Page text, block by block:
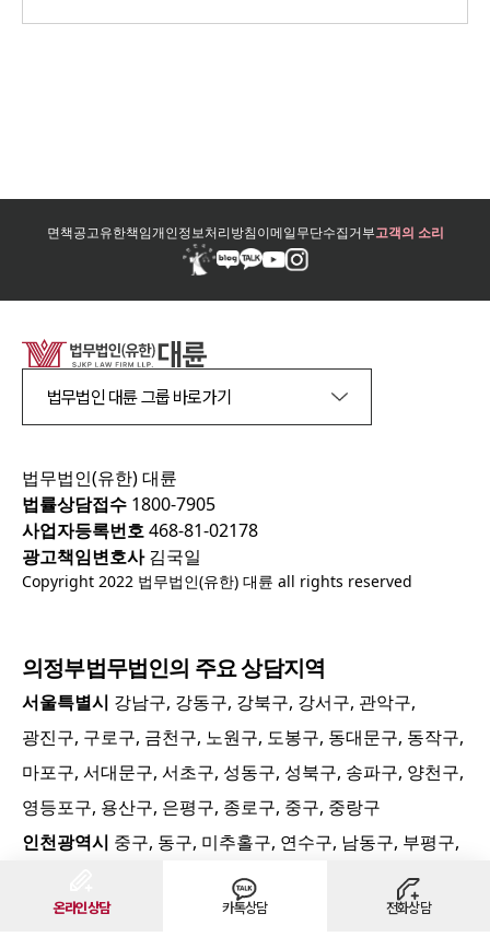
온라인상담 카톡상담 전화상담
면책공고유한책임개인정보처리방침이메일무단수집거부고객의 소리
법무법인 대륜 그룹 바로가기
법무법인(유한) 대륜
법률상담접수 1800-7905
사업자등록번호468-81-02178
광고책임변호사김국일
Copyright 2022 법무법인(유한) 대륜 all rights reserved
의정부법무법인의 주요 상담지역
서울특별시 강남구, 강동구, 강북구, 강서구, 관악구,
광진구, 구로구, 금천구, 노원구, 도봉구, 동대문구, 동작구,
마포구, 서대문구, 서초구, 성동구, 성북구, 송파구, 양천구,
영등포구, 용산구, 은평구, 종로구, 중구, 중랑구
인천광역시 중구, 동구, 미추홀구, 연수구, 남동구, 부평구,
경기도경기중부:
수원시, 안양시, 의왕시, 과천시, 군포시,